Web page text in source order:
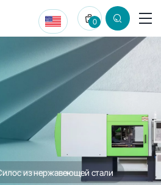
0
из нержавеющей стали